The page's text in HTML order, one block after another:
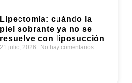
Lipectomía: cuándo la
piel sobrante ya no se
resuelve con liposucción